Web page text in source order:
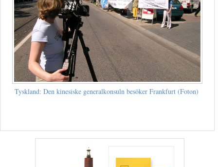
Tyskland: Den kinesiske generalkonsuln besöker Frankfurt (Foton)